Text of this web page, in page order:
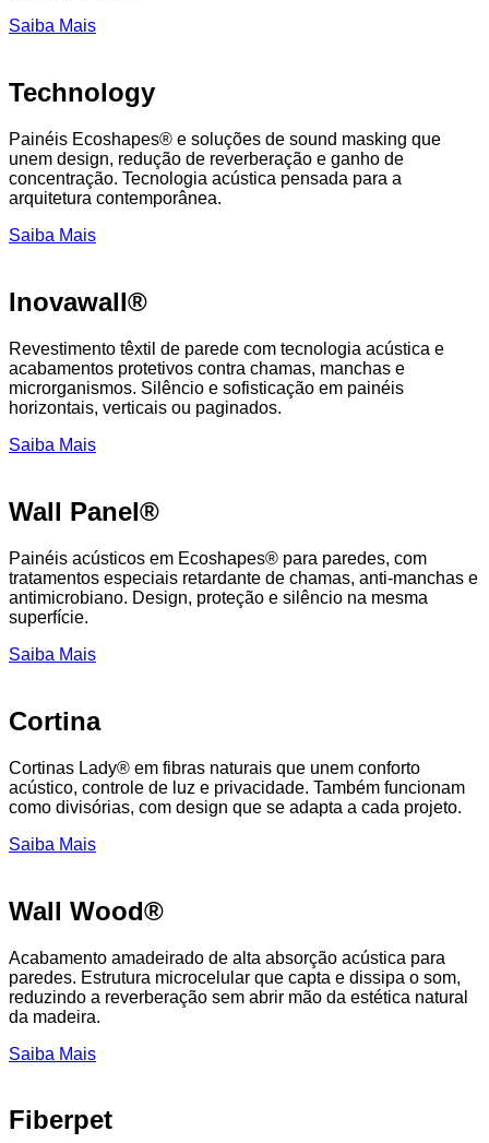
Saiba Mais
Technology
Painéis Ecoshapes® e soluções de sound masking que
unem design, redução de reverberação e ganho de
concentração. Tecnologia acústica pensada para a
arquitetura contemporânea.
Saiba Mais
Inovawall®
Revestimento têxtil de parede com tecnologia acústica e
acabamentos protetivos contra chamas, manchas e
microrganismos. Silêncio e sofisticação em painéis
horizontais, verticais ou paginados.
Saiba Mais
Wall Panel®
Painéis acústicos em Ecoshapes® para paredes, com
tratamentos especiais retardante de chamas, anti-manchas e
antimicrobiano. Design, proteção e silêncio na mesma
superfície.
Saiba Mais
Cortina
Cortinas Lady® em fibras naturais que unem conforto
acústico, controle de luz e privacidade. Também funcionam
como divisórias, com design que se adapta a cada projeto.
Saiba Mais
Wall Wood®
Acabamento amadeirado de alta absorção acústica para
paredes. Estrutura microcelular que capta e dissipa o som,
reduzindo a reverberação sem abrir mão da estética natural
da madeira.
Saiba Mais
Fiberpet